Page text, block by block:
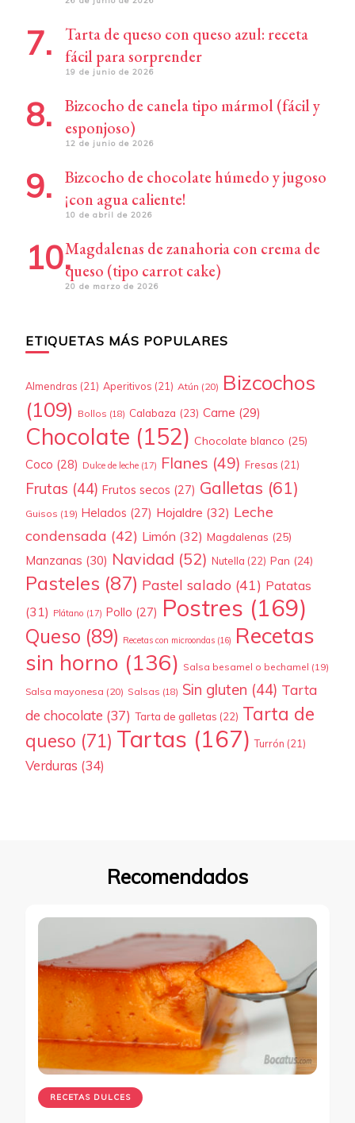
Tarta de queso con queso azul: receta
fácil para sorprender
19 de junio de 2026
Bizcocho de canela tipo mármol (fácil y
esponjoso)
12 de junio de 2026
Bizcocho de chocolate húmedo y jugoso
¡con agua caliente!
10 de abril de 2026
Magdalenas de zanahoria con crema de
queso (tipo carrot cake)
20 de marzo de 2026
ETIQUETAS MÁS POPULARES
Almendras (21) Aperitivos (21) Atún (20) Bizcochos
(109) Bollos (18) Calabaza (23) Carne (29)
Chocolate (152) Chocolate blanco (25)
Coco (28) Dulce de leche (17) Flanes (49) Fresas (21)
Frutas (44) Frutos secos (27) Galletas (61)
Guisos (19) Helados (27) Hojaldre (32) Leche
condensada (42) Limón (32) Magdalenas (25)
Manzanas (30) Navidad (52) Nutella (22) Pan (24)
Pasteles (87) Pastel salado (41) Patatas
(31) Plátano (17) Pollo (27) Postres (169)
Queso (89) Recetas con microondas (16) Recetas
sin horno (136) Salsa besamel o bechamel (19)
Salsa mayonesa (20) Salsas (18) Sin gluten (44) Tarta
de chocolate (37) Tarta de galletas (22) Tarta de
queso (71) Tartas (167) Turrón (21)
Verduras (34)
Recomendados
RECETAS DULCES